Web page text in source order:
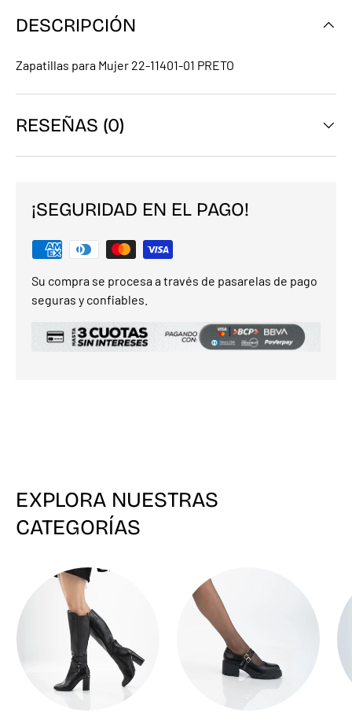
DESCRIPCIÓN
Zapatillas para Mujer 22-11401-01 PRETO
RESEÑAS (0)
¡SEGURIDAD EN EL PAGO!
Su compra se procesa a través de pasarelas de pago
seguras y confiables.
EXPLORA NUESTRAS
CATEGORÍAS